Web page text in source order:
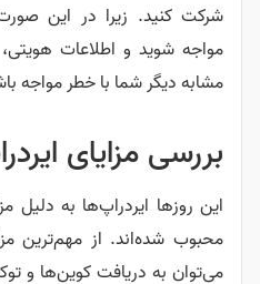
شرکت کنید. زیرا در این
مواجه شوید و اطلاعات
مشابه دیگر شما با خطر مواجه
بررسی مزایای
این روزها ایردراپ‌ها به دلیل
محبوب شده‌اند. از مهم‌ترین
می‌توان به دریافت کوین‌ها و